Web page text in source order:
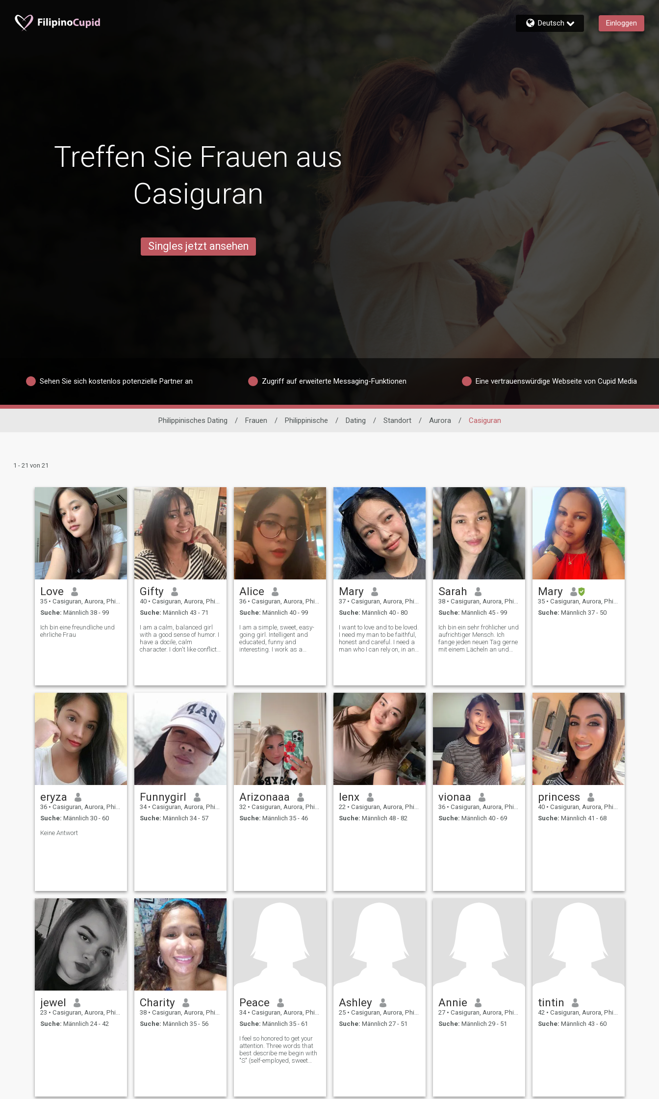
Deutsch Einloggen
Treffen Sie Frauen aus
Casiguran
Singles jetzt ansehen
Sehen Sie sich kostenlos potenzielle Partner an Zugriff auf erweiterte Messaging-Funktionen Eine vertrauenswürdige Webseite von Cupid Media
Philippinisches Dating / Frauen / Philippinische / Dating / Standort / Aurora / Casiguran
1 - 21 von 21
Love
35 • Casiguran, Aurora, Philippinen
Suche: Männlich 38 - 99
Ich bin eine freundliche und
ehrliche Frau
Gifty
40 • Casiguran, Aurora, Philippinen
Suche: Männlich 43 - 71
I am a calm, balanced girl
with a good sense of humor. I
have a docile, calm
character. I don't like conflict
what I love in my l
Alice
36 • Casiguran, Aurora, Philippinen
Suche: Männlich 40 - 99
I am a simple, sweet, easy-
going girl. Intelligent and
educated, funny and
interesting. I work as a
me in spirit - an extrovert i
Mary
37 • Casiguran, Aurora, Philippinen
Suche: Männlich 40 - 80
I want to love and to be loved.
I need my man to be faithful,
honest and careful. I need a
man who I can rely on, in any
Sarah
38 • Casiguran, Aurora, Philippinen
Suche: Männlich 45 - 99
Ich bin ein sehr fröhlicher und
aufrichtiger Mensch. Ich
fange jeden neuen Tag gerne
mit einem Lächeln an und
sich nicht immer glücklich
fühlen kann, aber trotzdem
denke ich, dass man die
positivste Einstellung zum
Leben braucht und dann
wird alles gut. Möchten Sie
eine treue, freundliche, helle
und energische Dame an
Ihrer Seite haben, die weiß,
wie man sich und ihren
Mann versorgt? Wenn Sie \
„Ja\" beantworten, bin ich
genau die richtige Person für
Sie! Außerdem habe ich einen
bin voller Ideen. Sie werden
sich nie langweilen.
Mary
35 • Casiguran, Aurora, Philippinen
Suche: Männlich 37 - 50
eryza
36 • Casiguran, Aurora, Philippinen
Suche: Männlich 30 - 60
Keine Antwort
Funnygirl
34 • Casiguran, Aurora, Philippinen
Suche: Männlich 34 - 57
Arizonaaa
32 • Casiguran, Aurora, Philippinen
Suche: Männlich 35 - 46
lenx
22 • Casiguran, Aurora, Philippinen
Suche: Männlich 48 - 82
vionaa
36 • Casiguran, Aurora, Philippinen
Suche: Männlich 40 - 69
princess
40 • Casiguran, Aurora, Philippinen
Suche: Männlich 41 - 68
jewel
23 • Casiguran, Aurora, Philippinen
Suche: Männlich 24 - 42
Charity
38 • Casiguran, Aurora, Philippinen
Suche: Männlich 35 - 56
Peace
34 • Casiguran, Aurora, Philippinen
Suche: Männlich 35 - 61
I feel so honored to get your
attention. Three words that
best describe me begin with
"S" (self-employed, sweet
trading company now,
Ashley
25 • Casiguran, Aurora, Philippinen
Suche: Männlich 27 - 51
Annie
27 • Casiguran, Aurora, Philippinen
Suche: Männlich 29 - 51
tintin
42 • Casiguran, Aurora, Philippinen
Suche: Männlich 43 - 60